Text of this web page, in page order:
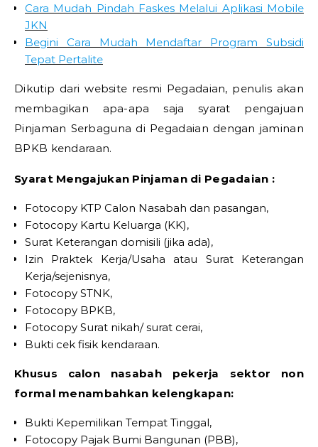
Cara Mudah Pindah Faskes Melalui Aplikasi Mobile
JKN
Begini Cara Mudah Mendaftar Program Subsidi
Tepat Pertalite
Dikutip dari website resmi Pegadaian, penulis akan
membagikan apa-apa saja syarat pengajuan
Pinjaman Serbaguna di Pegadaian dengan jaminan
BPKB kendaraan.
Syarat Mengajukan Pinjaman di Pegadaian :
Fotocopy KTP Calon Nasabah dan pasangan,
Fotocopy Kartu Keluarga (KK),
Surat Keterangan domisili (jika ada),
Izin Praktek Kerja/Usaha atau Surat Keterangan
Kerja/sejenisnya,
Fotocopy STNK,
Fotocopy BPKB,
Fotocopy Surat nikah/ surat cerai,
Bukti cek fisik kendaraan.
Khusus calon nasabah pekerja sektor non
formal menambahkan kelengkapan:
Bukti Kepemilikan Tempat Tinggal,
Fotocopy Pajak Bumi Bangunan (PBB),